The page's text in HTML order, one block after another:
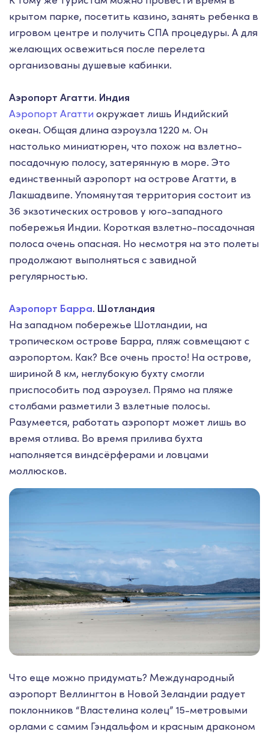
крытом парке, посетить казино, занять ребенка в
игровом центре и получить СПА процедуры. А для
желающих освежиться после перелета
организованы душевые кабинки.
Аэропорт Агатти. Индия
Аэропорт Агаттиокружает лишь Индийский
океан. Общая длина аэроузла 1220 м. Он
настолько миниатюрен, что похож на взлетно-
посадочную полосу, затерянную в море. Это
единственный аэропорт на острове Агатти, в
Лакшадвипе. Упомянутая территория состоит из
36 экзотических островов у юго-западного
побережья Индии. Короткая взлетно-посадочная
полоса очень опасная. Но несмотря на это полеты
продолжают выполняться с завидной
регулярностью.
Аэропорт Барра. Шотландия
На западном побережье Шотландии, на
тропическом острове Барра, пляж совмещают с
аэропортом. Как? Все очень просто! На острове,
шириной 8 км, неглубокую бухту смогли
приспособить под аэроузел. Прямо на пляже
столбами разметили 3 взлетные полосы.
Разумеется, работать аэропорт может лишь во
время отлива. Во время прилива бухта
наполняется виндсёрферами и ловцами
моллюсков.
Что еще можно придумать? Международный
аэропорт Веллингтон в Новой Зеландии радует
поклонников “Властелина колец” 15-метровыми
орлами с самим Гэндальфом и красным драконом